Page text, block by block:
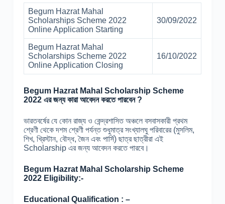
Begum Hazrat Mahal
Scholarships Scheme 2022
Online Application Starting
30/09/2022
Begum Hazrat Mahal
Scholarships Scheme 2022
Online Application Closing
16/10/2022
Begum Hazrat Mahal Scholarship Scheme
2022এর জন্য কারা আবেদন করতে পারবেন ?
ভারতবর্ষের যে কোন রাজ্য ও কেন্দ্রশাসিত অঞ্চলে বসবাসকারী প্রথম
শ্রেণী থেকে দশম শ্রেণী পর্যন্ত শুধুমাত্র সংখ্যালঘু পরিবারের (মুসলিম,
শিখ, খ্রিস্টান, বৌদ্ধ, জৈন এবং পার্সি) ছাত্র ছাত্রীরা এই
Scholarship এর জন্য আবেদন করতে পারবে।
Begum Hazrat Mahal Scholarship Scheme
2022 Eligibility:-
Educational Qualification : –